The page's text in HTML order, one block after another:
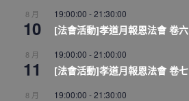
8 月
10
19:00:00 -21:30:00
[法會活動]孝道月報恩法會 卷六
8 月
11
19:00:00 -21:00:00
[法會活動]孝道月報恩法會 卷七
8 月 19:00:00 -21:30:00